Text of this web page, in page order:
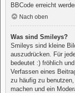
BBCode erreicht
Nach oben
Was sind Smileys?
Smileys sind kleine
auszudrücken. Für
bedeutet :) fröhlich
Verfassen eines
zu häufig zu
machen und ein